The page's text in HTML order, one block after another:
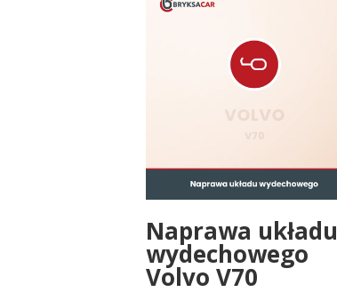
Naprawa układu
wydechowego
Volvo V70